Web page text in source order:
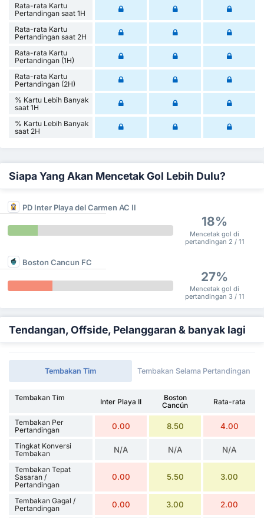
Rata-rata Kartu
Pertandingan saat 1H
Rata-rata Kartu
Pertandingan saat 2H
Rata-rata Kartu
Pertandingan (1H)
Rata-rata Kartu
Pertandingan (2H)
% Kartu Lebih Banyak
saat 1H
% Kartu Lebih Banyak
saat 2H
Siapa Yang Akan Mencetak Gol Lebih Dulu?
PD Inter Playa del Carmen AC II
18%
Mencetak gol di
pertandingan 2 / 11
Boston Cancun FC
27%
Mencetak gol di
pertandingan 3 / 11
Tendangan, Offside, Pelanggaran & banyak lagi
Tembakan Tim Tembakan Selama Pertandingan
Tembakan Tim Inter Playa II
Boston
Cancún
Rata-rata
Tembakan Per
Pertandingan
0.00 8.50 4.00
Tingkat Konversi
Tembakan
N/A N/A N/A
Tembakan Tepat
Sasaran /
Pertandingan
0.00 5.50 3.00
Tembakan Gagal /
Pertandingan
0.00 3.00 2.00